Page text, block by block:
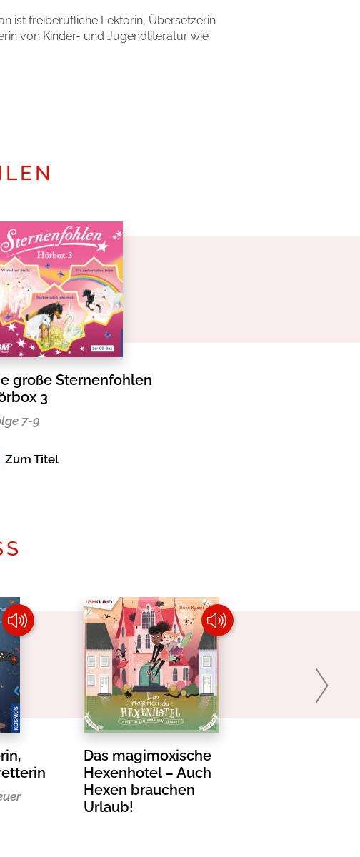
ist freiberufliche Lektorin, Übersetzerin
von Kinder- und Jugendliteratur wie
große Sternenfohlen
3
7-9
Zum Titel
Das magimoxische
Hexenhotel – Auch
Hexen brauchen
Urlaub!